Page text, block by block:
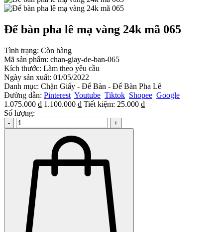
Để bàn pha lê mạ vàng 24k mã 065
Tình trạng: Còn hàng
Mã sản phẩm: chan-giay-de-ban-065
Kích thước: Làm theo yêu cầu
Ngày sản xuất: 01/05/2022
Danh mục: Chặn Giấy - Để Bàn - Để Bàn Pha Lê
Đường dẫn: Pinterest Youtube Tiktok Shopee Google
1.075.000 ₫ 1.100.000 ₫ Tiết kiệm: 25.000 ₫
Số lượng:
- +